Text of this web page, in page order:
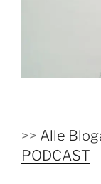
>> Alle
PODCAST